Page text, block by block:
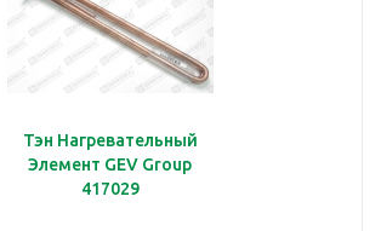
Тэн Нагревательный
Элемент GEV Group
417029